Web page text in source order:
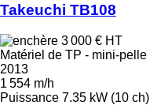
Takeuchi TB108
3 000 € HT
Matériel de TP - mini-pelle
2013
1 554 m/h
Puissance 7.35 kW (10 ch)